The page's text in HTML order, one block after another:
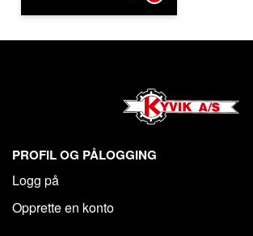
PROFIL OG PÅLOGGING
Logg på
Opprette en konto